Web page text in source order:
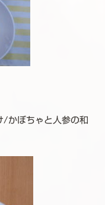
/かぼちゃと人参の和